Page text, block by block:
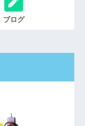
ブログ